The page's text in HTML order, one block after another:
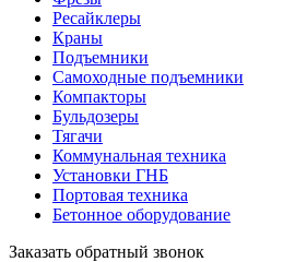
Ресайклеры
Краны
Подъемники
Самоходные подъемники
Компакторы
Бульдозеры
Тягачи
Коммунальная техника
Установки ГНБ
Портовая техника
Бетонное оборудование
Заказать обратный звонок